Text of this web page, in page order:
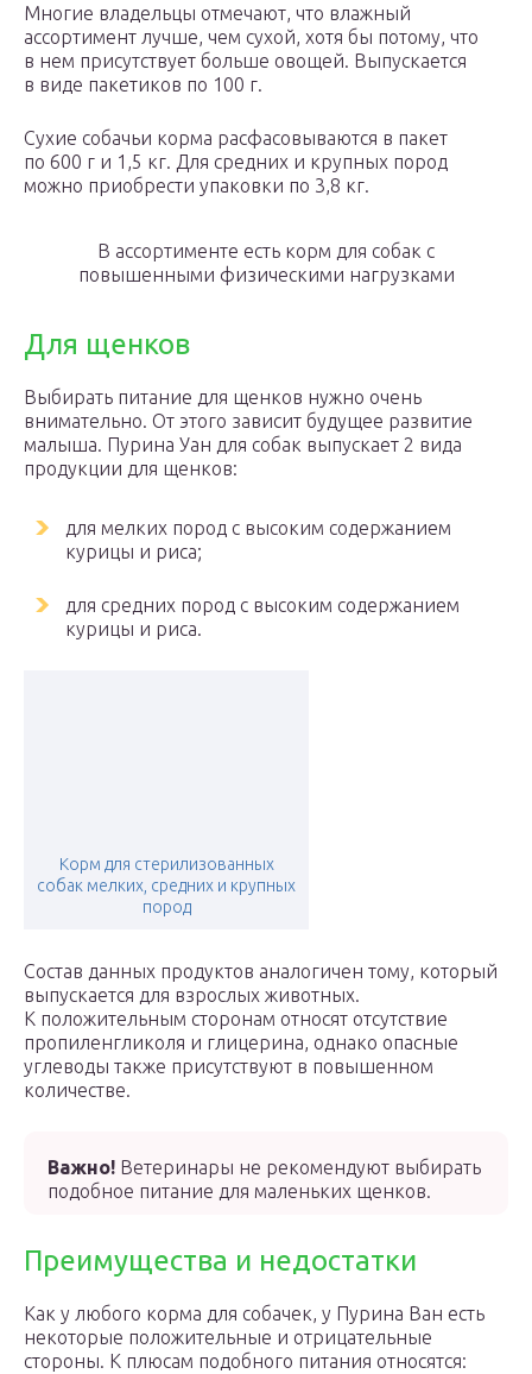
Многие владельцы отмечают, что влажный
ассортимент лучше, чем сухой, хотя бы потому, что
в нем присутствует больше овощей. Выпускается
в виде пакетиков по 100 г.
Сухие собачьи корма расфасовываются в пакет
по 600 г и 1,5 кг. Для средних и крупных пород
можно приобрести упаковки по 3,8 кг.
В ассортименте есть корм для собак с
повышенными физическими нагрузками
Для щенков
Выбирать питание для щенков нужно очень
внимательно. От этого зависит будущее развитие
малыша. Пурина Уан для собак выпускает 2 вида
продукции для щенков:
для мелких пород с высоким содержанием
курицы и риса;
для средних пород с высоким содержанием
курицы и риса.
Корм для стерилизованных
собак мелких, средних и крупных
пород
Состав данных продуктов аналогичен тому, который
выпускается для взрослых животных.
К положительным сторонам относят отсутствие
пропиленгликоля и глицерина, однако опасные
углеводы также присутствуют в повышенном
количестве.
Важно! Ветеринары не рекомендуют выбирать
подобное питание для маленьких щенков.
Преимущества и недостатки
Как у любого корма для собачек, у Пурина Ван есть
некоторые положительные и отрицательные
стороны. К плюсам подобного питания относятся: